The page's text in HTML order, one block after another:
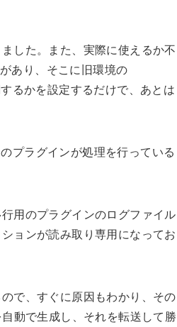
した。また、実際に使えるか不
あり、そこに旧環境の
るかを設定するだけで、あとは
プラグインが処理を行っている
用のプラグインのログファイル
ョンが読み取り専用になってお
で、すぐに原因もわかり、その
動で生成し、それを転送して勝